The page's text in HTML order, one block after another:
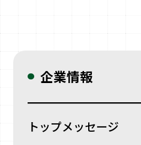
企業情報
トップメッセージ